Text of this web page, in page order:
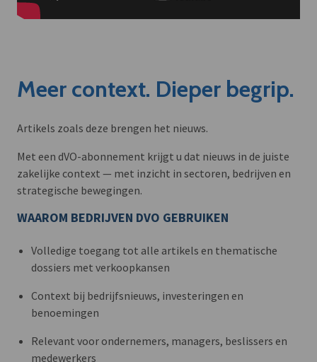
Meer context. Dieper begrip.
Artikels zoals deze brengen het nieuws.
Met een dVO-abonnement krijgt u dat nieuws in de juiste
zakelijke context — met inzicht in sectoren, bedrijven en
strategische bewegingen.
WAAROM BEDRIJVEN DVO GEBRUIKEN
Volledige toegang tot alle artikels en thematische
dossiers met verkoopkansen
Context bij bedrijfsnieuws, investeringen en
benoemingen
Relevant voor ondernemers, managers, beslissers en
medewerkers